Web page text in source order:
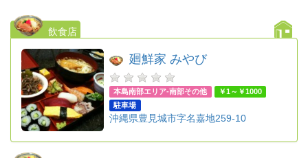
飲食店
廻鮮家 みやび
本島南部エリア-南部その他
￥1～￥1000
駐車場
沖縄県豊見城市字名嘉地259-10